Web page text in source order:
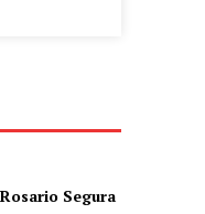
Segura